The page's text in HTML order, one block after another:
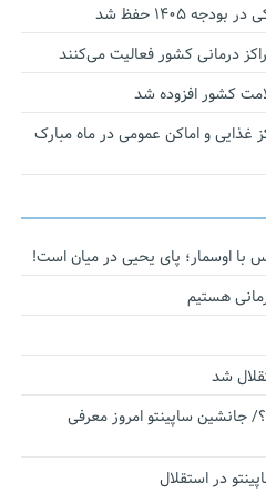
۱۴۰۵ حفظ شد
غذایی و اماکن عمومی در ماه مبارک
با اوسمار؛ پای یحیی در میان است!
هستیم
شد
جانشین ساپینتو امروز معرفی
در استقلال